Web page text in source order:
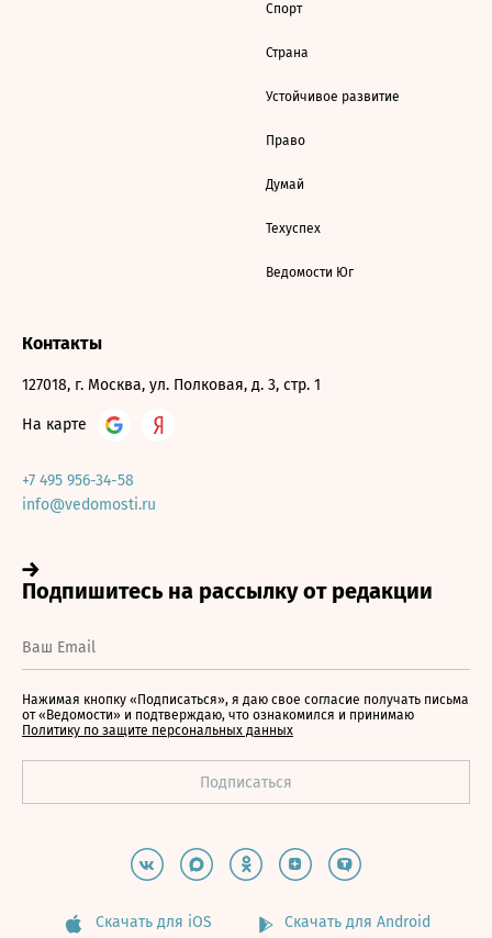
Спорт
Страна
Устойчивое развитие
Право
Думай
Техуспех
Ведомости Юг
Контакты
127018, г. Москва, ул. Полковая, д. 3, стр. 1
На карте
+7 495 956-34-58
info@vedomosti.ru
Нажимая кнопку «Подписаться», я даю свое согласие получать письма
от «Ведомости» и подтверждаю, что ознакомился и принимаю
Политику по защите персональных данных
Скачать для iOS Скачать для Android